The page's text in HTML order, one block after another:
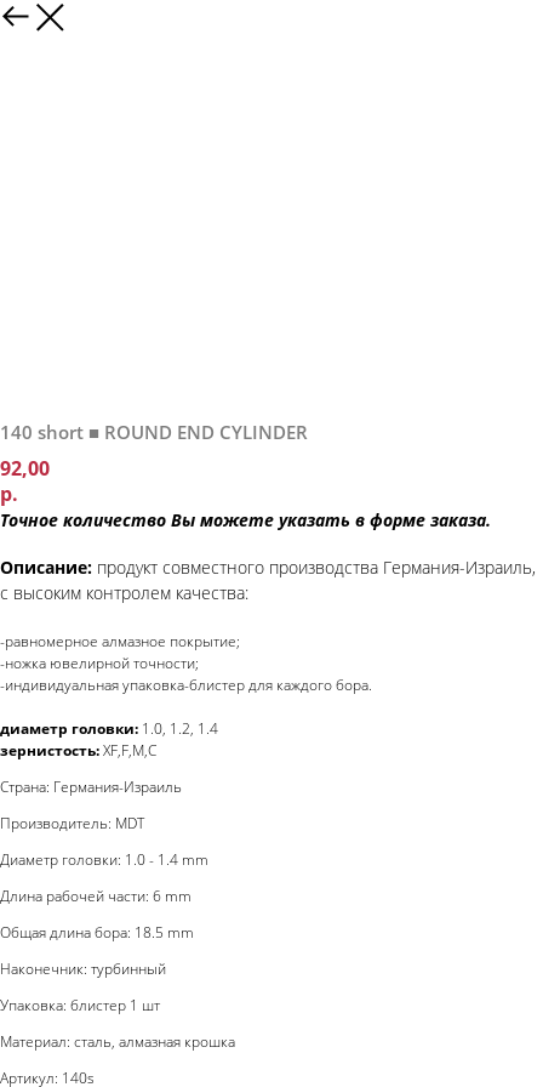
140 short ■ ROUND END CYLINDER
92,00
р.
Точное количество Вы можете указать в форме заказа.
Описание: продукт совместного производства Германия-Израиль,
с высоким контролем качества:
-равномерное алмазное покрытие;
-ножка ювелирной точности;
-индивидуальная упаковка-блистер для каждого бора.
диаметр головки: 1.0, 1.2, 1.4
зернистость:XF,F,M,C
Страна: Германия-Израиль
Производитель: MDT
Диаметр головки: 1.0 - 1.4 mm
Длина рабочей части: 6 mm
Общая длина бора: 18.5 mm
Наконечник: турбинный
Упаковка: блистер 1 шт
Материал: сталь, алмазная крошка
Артикул: 140s